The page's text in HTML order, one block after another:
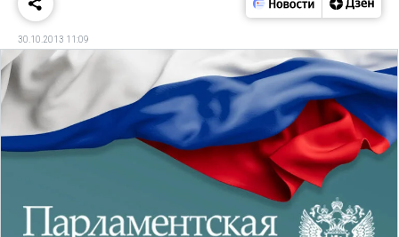
30.10.2013 11:09